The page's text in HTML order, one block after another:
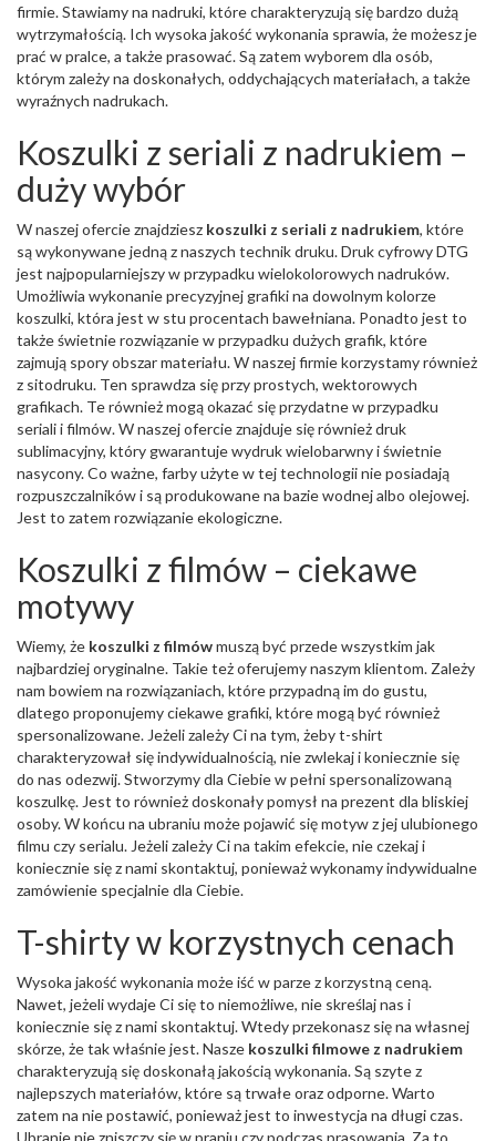
firmie. Stawiamy na nadruki, które charakteryzują się bardzo dużą
wytrzymałością. Ich wysoka jakość wykonania sprawia, że możesz je
prać w pralce, a także prasować. Są zatem wyborem dla osób,
którym zależy na doskonałych, oddychających materiałach, a także
wyraźnych nadrukach.
Koszulki z seriali z nadrukiem –
duży wybór
W naszej ofercie znajdziesz koszulki z seriali z nadrukiem, które
są wykonywane jedną z naszych technik druku. Druk cyfrowy DTG
jest najpopularniejszy w przypadku wielokolorowych nadruków.
Umożliwia wykonanie precyzyjnej grafiki na dowolnym kolorze
koszulki, która jest w stu procentach bawełniana. Ponadto jest to
także świetnie rozwiązanie w przypadku dużych grafik, które
zajmują spory obszar materiału. W naszej firmie korzystamy również
z sitodruku. Ten sprawdza się przy prostych, wektorowych
grafikach. Te również mogą okazać się przydatne w przypadku
seriali i filmów. W naszej ofercie znajduje się również druk
sublimacyjny, który gwarantuje wydruk wielobarwny i świetnie
nasycony. Co ważne, farby użyte w tej technologii nie posiadają
rozpuszczalników i są produkowane na bazie wodnej albo olejowej.
Jest to zatem rozwiązanie ekologiczne.
Koszulki z filmów – ciekawe
motywy
Wiemy, że koszulki z filmówmuszą być przede wszystkim jak
najbardziej oryginalne. Takie też oferujemy naszym klientom. Zależy
nam bowiem na rozwiązaniach, które przypadną im do gustu,
dlatego proponujemy ciekawe grafiki, które mogą być również
spersonalizowane. Jeżeli zależy Ci na tym, żeby t-shirt
charakteryzował się indywidualnością, nie zwlekaj i koniecznie się
do nas odezwij. Stworzymy dla Ciebie w pełni spersonalizowaną
koszulkę. Jest to również doskonały pomysł na prezent dla bliskiej
osoby. W końcu na ubraniu może pojawić się motyw z jej ulubionego
filmu czy serialu. Jeżeli zależy Ci na takim efekcie, nie czekaj i
koniecznie się z nami skontaktuj, ponieważ wykonamy indywidualne
zamówienie specjalnie dla Ciebie.
T-shirty w korzystnych cenach
Wysoka jakość wykonania może iść w parze z korzystną ceną.
Nawet, jeżeli wydaje Ci się to niemożliwe, nie skreślaj nas i
koniecznie się z nami skontaktuj. Wtedy przekonasz się na własnej
skórze, że tak właśnie jest. Nasze koszulki filmowe z nadrukiem
charakteryzują się doskonałą jakością wykonania. Są szyte z
najlepszych materiałów, które są trwałe oraz odporne. Warto
zatem na nie postawić, ponieważ jest to inwestycja na długi czas.
Ubranie nie zniszczy się w praniu czy podczas prasowania. Za to